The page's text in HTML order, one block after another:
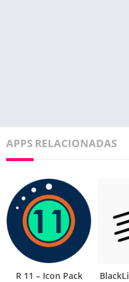
APPS RELACIONADAS
R 11 – Icon Pack